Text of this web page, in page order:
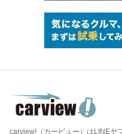
carview!（カービュー）はLINEヤ